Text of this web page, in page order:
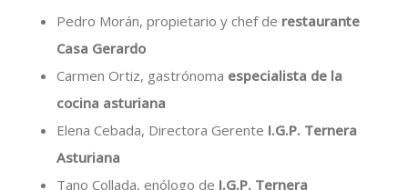
Pedro Morán, propietario y chef de restaurante
Casa Gerardo
Carmen Ortiz, gastrónoma especialista de la
cocina asturiana
Elena Cebada, Directora Gerente I.G.P. Ternera
Asturiana
Tano Collada, enólogo de I.G.P. Ternera